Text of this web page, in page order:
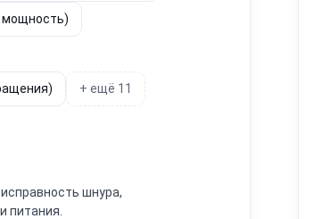
мощность)
+ ещё 11
шнура,
питания.